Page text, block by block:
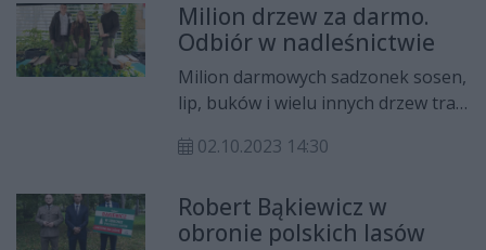
Narodowym Centrum Krwi i
Krwiolecznictwa po raz kolejny
zorganizowali akcję pn. „Choinka
dla życia”.
Milion drzew za darmo.
Odbiór w nadleśnictwie
Milion darmowych sadzonek sosen,
lip, buków i wielu innych drzew trafi
ogólnopolska akcja Lasów
02.10.2023 14:30
Robert Bąkiewicz w
obronie polskich lasów